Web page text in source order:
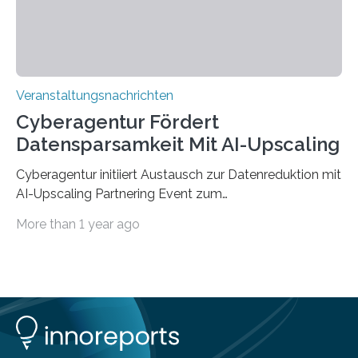
Veranstaltungsnachrichten
Cyberagentur Fördert
Datensparsamkeit Mit AI-Upscaling
Cyberagentur initiiert Austausch zur Datenreduktion mit
AI-Upscaling Partnering Event zum
innovative DatenverarbeitungDie Agentur für
Entwicklung von Technologien zur gezielten
Datenreduktion und Rekonstruktion in schwierigen
Kommunikationsumgebungen. Das Event dient der
More than 1 year ago